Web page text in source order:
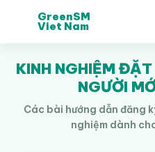
GreenSM
Viet Nam
KINH NGHIỆM
NGƯỜI
Các bài hướng dẫn đăng
nghiệm dành